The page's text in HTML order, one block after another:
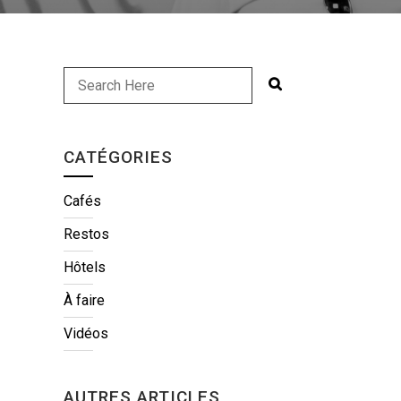
CATÉGORIES
Cafés
Restos
Hôtels
À faire
Vidéos